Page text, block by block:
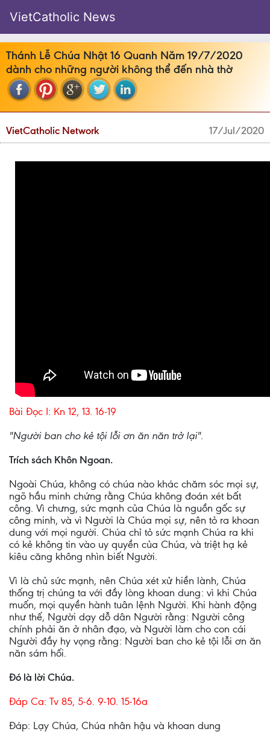
VietCatholic News
Thánh Lễ Chúa Nhật 16 Quanh Năm 19/7/2020
dành cho những người không thể đến nhà thờ
VietCatholic Network 17/Jul/2020
Bài Ðọc I: Kn 12, 13. 16-19
"Người ban cho kẻ tội lỗi ơn ăn năn trở lại".
Trích sách Khôn Ngoan.
Ngoài Chúa, không có chúa nào khác chăm sóc mọi sự,
ngõ hầu minh chứng rằng Chúa không đoán xét bất
công. Vì chưng, sức mạnh của Chúa là nguồn gốc sự
công minh, và vì Người là Chúa mọi sự, nên tỏ ra khoan
dung với mọi người. Chúa chỉ tỏ sức mạnh Chúa ra khi
có kẻ không tin vào uy quyền của Chúa, và triệt hạ kẻ
kiêu căng không nhìn biết Người.
Vì là chủ sức mạnh, nên Chúa xét xử hiền lành, Chúa
thống trị chúng ta với đầy lòng khoan dung: vì khi Chúa
muốn, mọi quyền hành tuân lệnh Người. Khi hành động
như thế, Người dạy dỗ dân Người rằng: Người công
chính phải ăn ở nhân đạo, và Người làm cho con cái
Người đầy hy vọng rằng: Người ban cho kẻ tội lỗi ơn ăn
năn sám hối.
Ðó là lời Chúa.
Ðáp Ca: Tv 85, 5-6. 9-10. 15-16a
Ðáp: Lạy Chúa, Chúa nhân hậu và khoan dung